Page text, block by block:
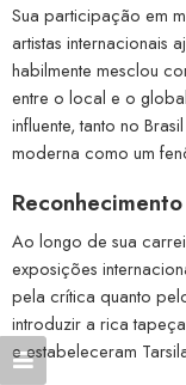
Sua participação em
artistas internacionais
habilmente mesclou
entre o local e o
influente, tanto no
moderna como um
Ao longo de sua
exposições
pela crítica quanto
introduzir a rica
e estabeleceram